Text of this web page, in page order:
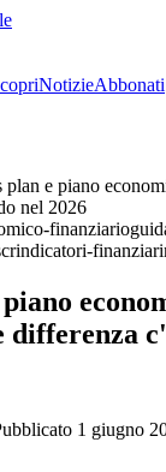
NotizieAbbonati
plan e piano
nel 2026
finanziario
indicatori-finanziari
1 giugno